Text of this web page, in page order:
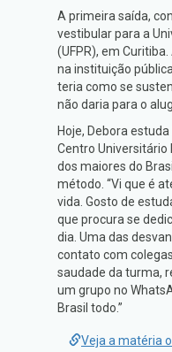
A primeira saída,
vestibular para a
(UFPR), em
na instituição
teria como se
não daria para o
Hoje, Debora
Centro Universitário
dos maiores do
método. “Vi que é
vida. Gosto de
que procura se
dia. Uma das
contato com
saudade da turma,
um grupo no
Brasil todo.”
Veja a matéria